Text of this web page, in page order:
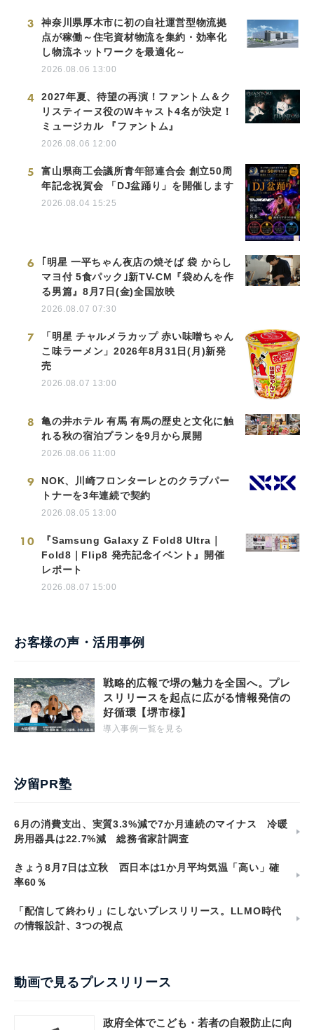
3
神奈川県厚木市に初の自社運営型物流拠
点が稼働～住宅資材物流を集約・効率化
し物流ネットワークを最適化～
2026.08.06 13:00
4
2027年夏、待望の再演！ファントム＆ク
リスティーヌ役のWキャスト4名が決定！
ミュージカル 『ファントム』
2026.08.06 12:00
5
富山県商工会議所青年部連合会 創立50周
年記念祝賀会 「DJ盆踊り」を開催します
2026.08.04 15:25
6
｢明星 一平ちゃん夜店の焼そば 袋 からし
マヨ付 5食パック｣新TV-CM『袋めんを作
る男篇』8月7日(金)全国放映
2026.08.07 07:30
7
「明星 チャルメラカップ 赤い味噌ちゃん
こ味ラーメン」2026年8月31日(月)新発
売
2026.08.07 13:00
8
亀の井ホテル 有馬 有馬の歴史と文化に触
れる秋の宿泊プランを9月から展開
2026.08.06 11:00
9
NOK、川崎フロンターレとのクラブパー
トナーを3年連続で契約
2026.08.05 13:00
10
『Samsung Galaxy Z Fold8 Ultra｜
Fold8｜Flip8 発売記念イベント』開催
レポート
2026.08.07 15:00
お客様の声・活用事例
戦略的広報で堺の魅力を全国へ。プレ
スリリースを起点に広がる情報発信の
好循環【堺市様】
導入事例一覧を見る
汐留PR塾
6月の消費支出、実質3.3%減で7か月連続のマイナス 冷暖
房用器具は22.7%減 総務省家計調査
きょう8月7日は立秋 西日本は1か月平均気温「高い」確
率60％
「配信して終わり」にしないプレスリリース。LLMO時代
の情報設計、3つの視点
動画で見るプレスリリース
政府全体でこども・若者の自殺防止に向